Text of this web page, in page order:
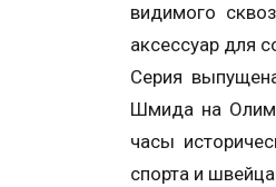
видимого
аксессуар для
Серия
Шмида на
часы
спорта и